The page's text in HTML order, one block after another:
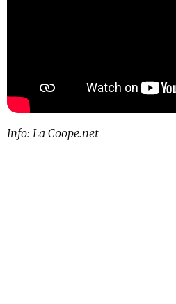
Info: La Coope.net